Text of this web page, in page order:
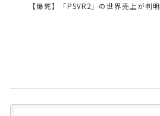
【爆死】「PSVR2」の世界売上が判明